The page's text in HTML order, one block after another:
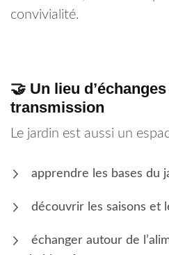
convivialité.
🤝 Un lieu
transmission
Le jardin est aussi un
apprendre les bases du
découvrir les saisons et
échanger autour de